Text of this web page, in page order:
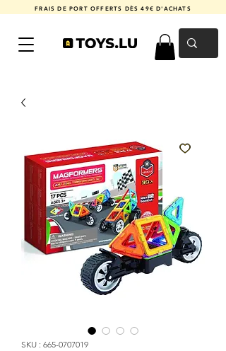
FRAIS DE PORT OFFERTS DÈS 49€ D'ACHATS
SKU : 665-0707019